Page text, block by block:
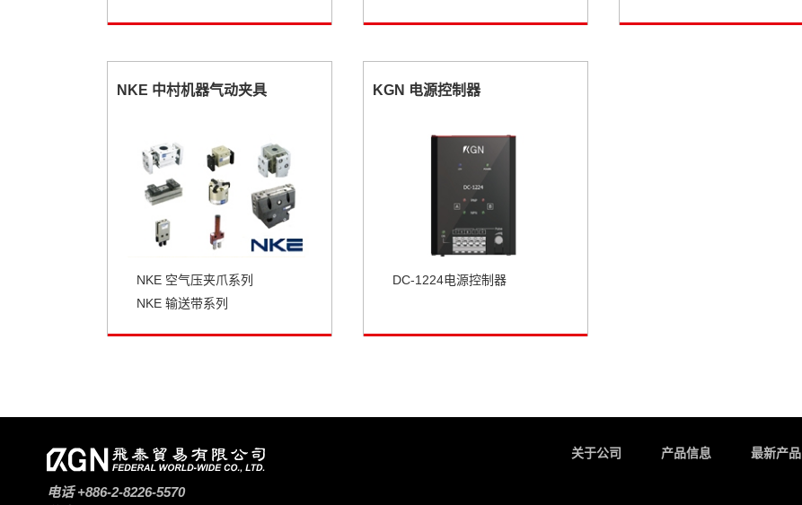
NKE 中村机器气动夹具
NKE 空气压夹爪系列
NKE 输送带系列
KGN 电源控制器
DC-1224电源控制器
关于公司 产品信息 最新产品
电话 +886-2-8226-5570